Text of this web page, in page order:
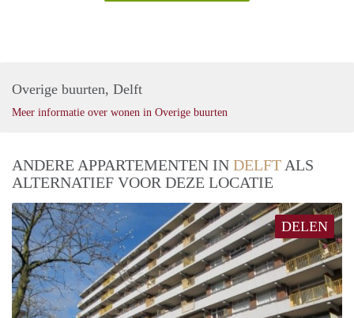
Overige buurten, Delft
Meer informatie over wonen in Overige buurten
ANDERE APPARTEMENTEN IN DELFT ALS
ALTERNATIEF VOOR DEZE LOCATIE
DELEN